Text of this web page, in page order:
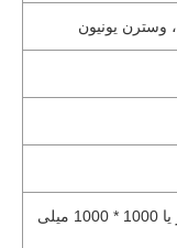
500 * 500 میلی متر یا 1000 * 1000 میلی